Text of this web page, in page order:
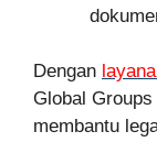
Dengan
Global
membantu